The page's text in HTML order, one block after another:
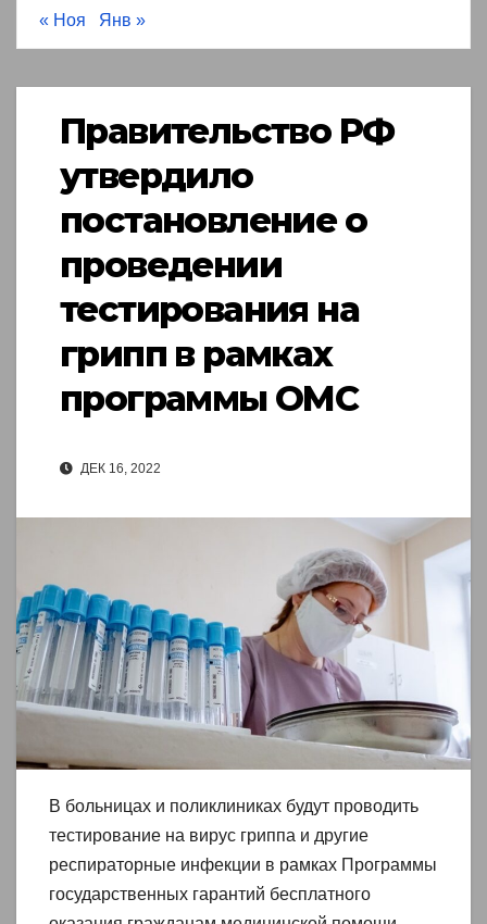
« Ноя Янв »
Правительство РФ
утвердило
постановление о
проведении
тестирования на
грипп в рамках
программы ОМС
ДЕК 16, 2022
В больницах и поликлиниках будут проводить
тестирование на вирус гриппа и другие
респираторные инфекции в рамках Программы
государственных гарантий бесплатного